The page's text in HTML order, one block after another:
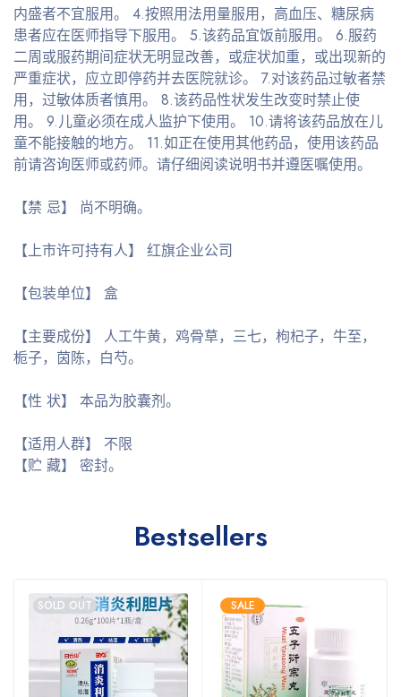
内盛者不宜服用。 4.按照用法用量服用，高血压、糖尿病
患者应在医师指导下服用。 5.该药品宜饭前服用。 6.服药
二周或服药期间症状无明显改善，或症状加重，或出现新的
严重症状，应立即停药并去医院就诊。 7.对该药品过敏者禁
用，过敏体质者慎用。 8.该药品性状发生改变时禁止使
用。 9.儿童必须在成人监护下使用。 10.请将该药品放在儿
童不能接触的地方。 11.如正在使用其他药品，使用该药品
前请咨询医师或药师。请仔细阅读说明书并遵医嘱使用。
【禁 忌】 尚不明确。
【上市许可持有人】 红旗企业公司
【包装单位】 盒
【主要成份】 人工牛黄，鸡骨草，三七，枸杞子，牛至，
栀子，茵陈，白芍。
【性 状】 本品为胶囊剂。
【适用人群】 不限
【贮 藏】 密封。
Bestsellers
SOLD OUT SALE